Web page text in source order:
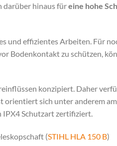
darüber hinaus füreine hohe
und effizientes Arbeiten. Für
Bodenkontakt zu schützen,
konzipiert. Daher
sich unter anderem
IPX4 Schutzart zertifiziert.
(STIHL HLA 150 B)